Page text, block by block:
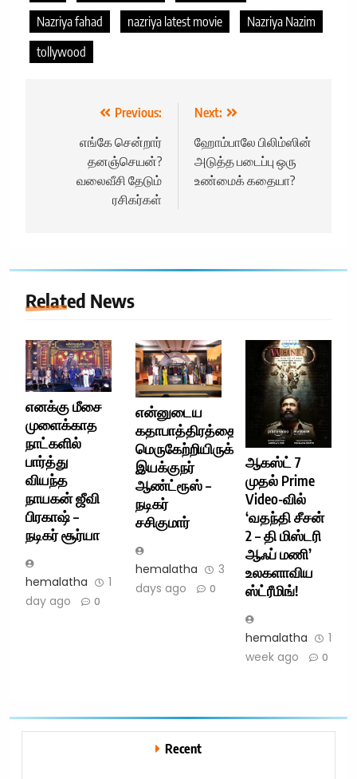
Nazriya fahad
nazriya latest movie
Nazriya Nazim
tollywood
navigation
Previous:
எங்கே சென்றார்
தனஞ்செயன்?
வலைவீசி தேடும்
ரசிகர்கள்
Next:
ஹோம்பாலே பிலிம்ஸின்
அடுத்த படைப்பு ஒரு
உண்மைக் கதையா?
Related News
எனக்கு மீசை
முளைக்காத
நாட்களில்
பார்த்து
வியந்த
நாயகன் ஜீவி
பிரகாஷ் –
நடிகர் சூர்யா
hemalatha
1
day ago
0
என்னுடைய
கதாபாத்திரத்தை
மெருகேற்றியிருக்கிறார்
இயக்குநர்
ஆண்ட்ரூஸ் –
நடிகர்
சசிகுமார்
hemalatha
3
days ago
0
ஆகஸ்ட் 7
முதல் Prime
Video-வில்
‘வதந்தி சீசன்
2 – தி மிஸ்டரி
ஆஃப் மணி’
உலகளாவிய
ஸ்ட்ரீமிங்!
hemalatha
1
week ago
0
Recent